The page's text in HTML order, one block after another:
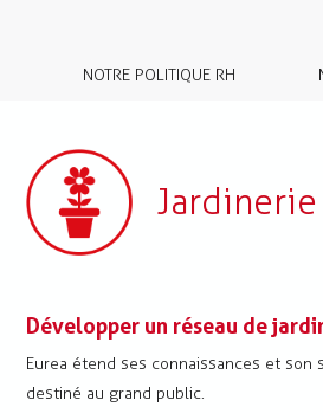
NOTRE POLITIQUE RH
Jardinerie
Développer un réseau de
Eurea étend ses connaissances et
destiné au grand public.